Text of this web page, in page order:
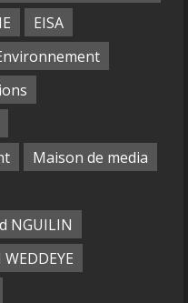
EISA
Maison de media
NGUILIN